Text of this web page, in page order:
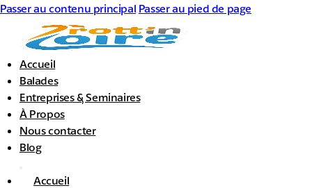
Passer au contenu principal Passer au pied de page
Accueil
Balades
Entreprises & Seminaires
À Propos
Nous contacter
Blog
Accueil